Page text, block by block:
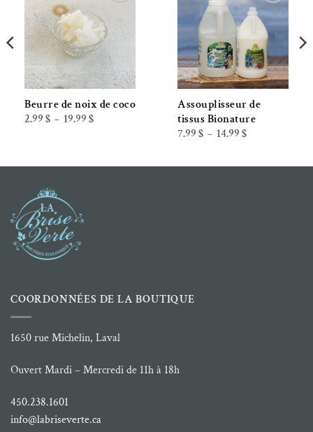
Ajouter à la liste de souhaits
Beurre de noix de coco
2.99 $ – 19.99 $Plage
Ajouter à la liste de souhaits
Assouplisseur de
tissus Bionature
7.99 $ – 14.99 $Plage
à
COORDONNÉES DE LA BOUTIQUE
1650 rue Michelin, Laval
Ouvert Mardi – Mercredi de 11h à 18h
450.238.1601
info@labriseverte.ca